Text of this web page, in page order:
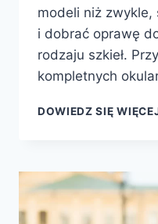
modeli niż zwykle,
i dobrać oprawę
rodzaju szkieł.
kompletnych
DOWIEDZ SIĘ